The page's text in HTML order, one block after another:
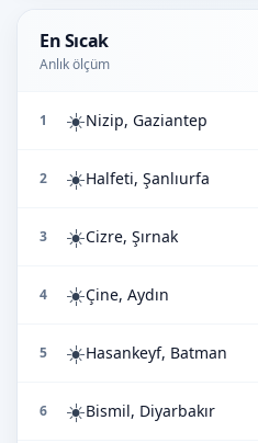
En Sıcak
Anlık ölçüm
1 ☀️Nizip, Gaziantep
2 ☀️Halfeti, Şanlıurfa
3 ☀️Cizre, Şırnak
4 ☀️Çine, Aydın
5 ☀️Hasankeyf, Batman
6 ☀️Bismil, Diyarbakır